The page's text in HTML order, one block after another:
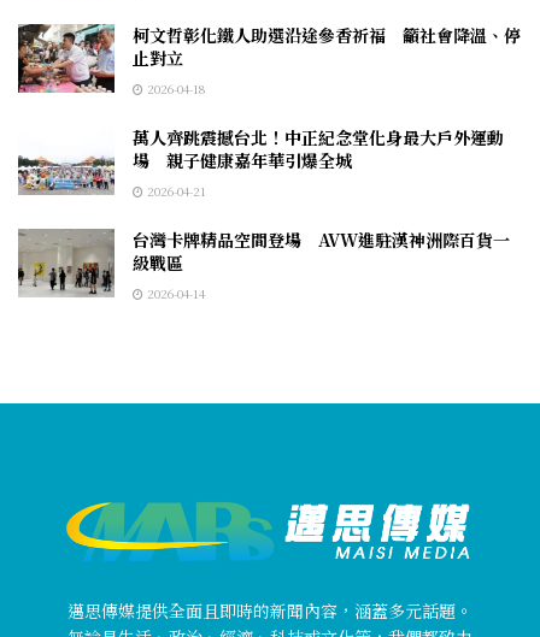
柯文哲彰化鐵人助選沿途參香祈福 籲社會降溫、停
止對立
2026-04-18
萬人齊跳震撼台北！中正紀念堂化身最大戶外運動
場 親子健康嘉年華引爆全城
2026-04-21
台灣卡牌精品空間登場 AVW進駐漢神洲際百貨一
級戰區
2026-04-14
邁思傳媒提供全面且即時的新聞內容，涵蓋多元話題。